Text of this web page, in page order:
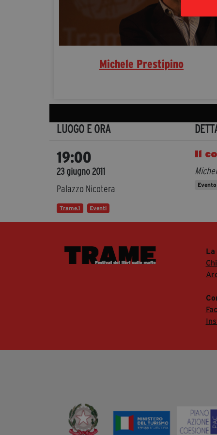
Michele Prestipino
LUOGO E ORA
19:00
23 giugno 2011
Palazzo Nicotera
Trame.1 Eventi
Il
Evento
La